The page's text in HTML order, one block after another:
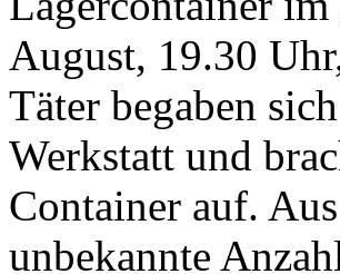
August, 19.30
Täter begaben
Werkstatt und
Container auf.
unbekannte